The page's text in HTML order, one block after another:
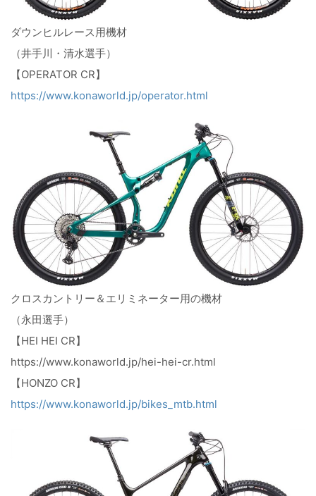
ダウンヒルレース用機材
（井手川・清水選手）
【OPERATOR CR】
https://www.konaworld.jp/operator.html
クロスカントリー＆エリミネーター用の機材
（永田選手）
【HEI HEI CR】
https://www.konaworld.jp/hei-hei-cr.html
【HONZO CR】
https://www.konaworld.jp/bikes_mtb.html